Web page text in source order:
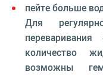
пейте больше
Для
количество
возможны